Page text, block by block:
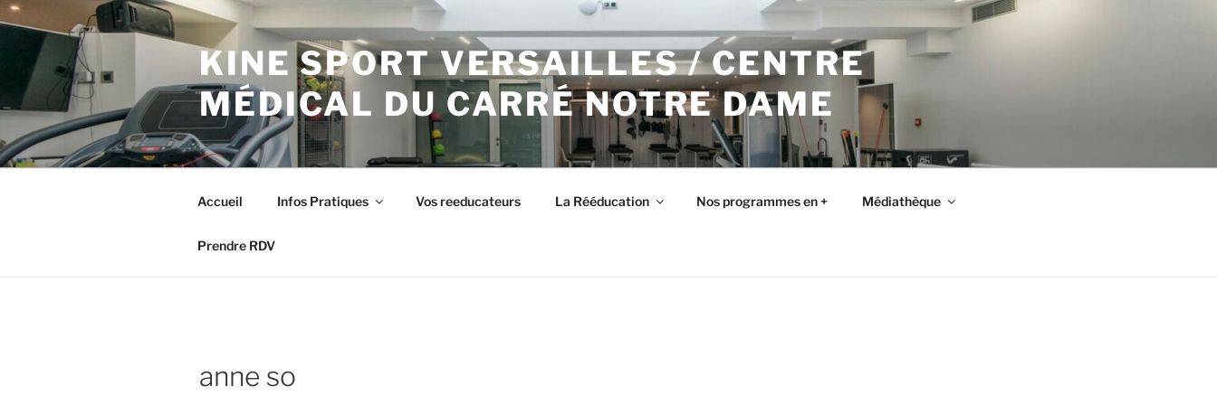
Aller
au
contenu
principal
KINE SPORT VERSAILLES / CENTRE
MÉDICAL DU CARRÉ NOTRE DAME
Accueil Infos Pratiques Vos reeducateurs La Rééducation Nos programmes en + Médiathèque
Prendre RDV
anne so